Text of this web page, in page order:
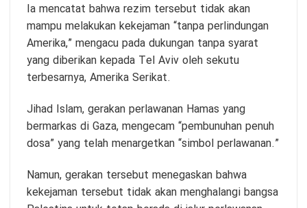
Ia mencatat bahwa rezim tersebut tidak akan
mampu melakukan kekejaman “tanpa perlindungan
Amerika,” mengacu pada dukungan tanpa syarat
yang diberikan kepada Tel Aviv oleh sekutu
terbesarnya, Amerika Serikat.
Jihad Islam, gerakan perlawanan Hamas yang
bermarkas di Gaza, mengecam “pembunuhan penuh
dosa” yang telah menargetkan “simbol perlawanan.”
Namun, gerakan tersebut menegaskan bahwa
kekejaman tersebut tidak akan menghalangi bangsa